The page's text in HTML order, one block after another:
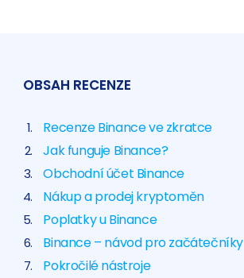
OBSAH RECENZE
Recenze Binance ve zkratce
Jak funguje Binance?
Obchodní účet Binance
Nákup a prodej kryptoměn
Poplatky u Binance
Binance – návod pro začátečníky
Pokročilé nástroje